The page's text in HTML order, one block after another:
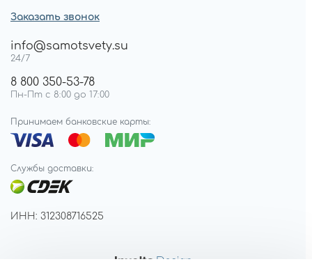
Заказать звонок
info@samotsvety.su
24/7
8 800 350-53-78
Пн-Пт с 8:00 до 17:00
Принимаем банковские карты:
Службы доставки:
ИНН: 312308716525